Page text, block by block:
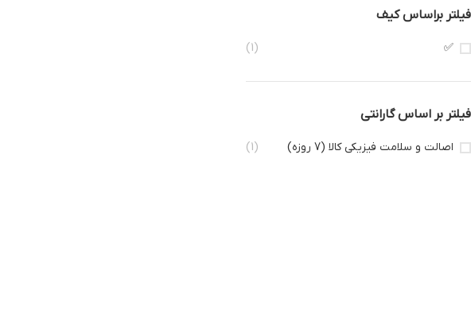
فیلتر براساس کیف
✅
(1)
فیلتر بر اساس گارانتی
اصالت و سلامت فیزیکی کالا (7 روزه) (1)